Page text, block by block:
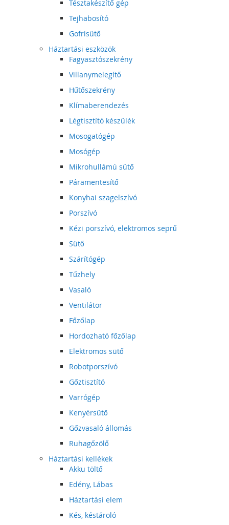
Tésztakészítő gép
Tejhabosító
Gofrisütő
Háztartási eszközök
Fagyasztószekrény
Villanymelegítő
Hűtőszekrény
Klímaberendezés
Légtisztító készülék
Mosogatógép
Mosógép
Mikrohullámú sütő
Páramentesítő
Konyhai szagelszívó
Porszívó
Kézi porszívó, elektromos seprű
Sütő
Szárítógép
Tűzhely
Vasaló
Ventilátor
Főzőlap
Hordozható főzőlap
Elektromos sütő
Robotporszívó
Gőztisztító
Varrógép
Kenyérsütő
Gőzvasaló állomás
Ruhagőzölő
Háztartási kellékek
Akku töltő
Edény, Lábas
Háztartási elem
Kés, késtároló